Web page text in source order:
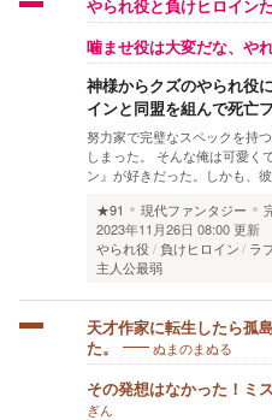
やられ役と負けヒロイン
噛ませ役は大変だな、や
神様からクズのやられ役
インと同盟を組んで死亡
努力家で完璧なスペックを持
しまった。 そんな俺は可愛く
ン』が好きだった。しかも、
★91
現代ファンタジー
2023年11月26日 08:00 更新
やられ役 負けヒロイン ラ
主人公最弱
天才作家に転生したら孤
た。
ぬまのまぬる
その発想はなかった！ミ
ぎん